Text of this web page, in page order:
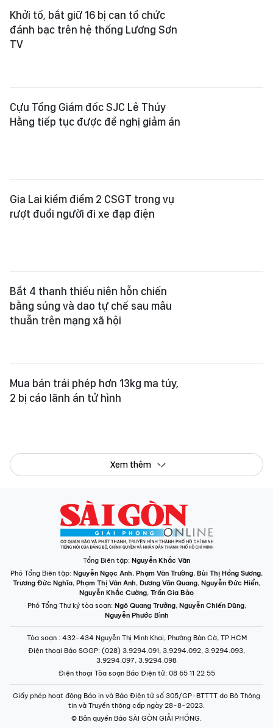
Khởi tố, bắt giữ 16 bị can tổ chức
đánh bạc trên hệ thống Lương Sơn
TV
Cựu Tổng Giám đốc SJC Lê Thúy
Hằng tiếp tục được đề nghị giảm án
Gia Lai kiểm điểm 2 CSGT trong vụ
rượt đuổi người đi xe đạp điện
Bắt 4 thanh thiếu niên hỗn chiến
bằng súng và dao tự chế sau mâu
thuẫn trên mạng xã hội
Mua bán trái phép hơn 13kg ma túy,
2 bị cáo lãnh án tử hình
Xem thêm
Tổng Biên tập: Nguyễn Khắc Văn
Phó Tổng Biên tập: Nguyễn Ngọc Anh, Phạm Văn Trường, Bùi Thị Hồng Sương,
Trương Đức Nghĩa, Phạm Thị Vân Anh, Dương Văn Quang, Nguyễn Đức Hiển,
Nguyễn Khắc Cường, Trần Gia Bảo
Phó Tổng Thư ký tòa soạn: Ngô Quang Trưởng, Nguyễn Chiến Dũng,
Nguyễn Phước Bình
Tòa soạn : 432-434 Nguyễn Thị Minh Khai, Phường Bàn Cờ, TP.HCM
Điện thoại Báo SGGP: (028) 3.9294.091, 3.9294.092, 3.9294.093,
3.9294.097, 3.9294.098
Điện thoại Tòa soạn Báo Điện tử: 08 65 11 22 55
Giấy phép hoạt động Báo in và Báo Điện tử số 305/GP-BTTTT do Bộ Thông
tin và Truyền thông cấp ngày 28-8-2023.
© Bản quyền Báo SÀI GÒN GIẢI PHÓNG.